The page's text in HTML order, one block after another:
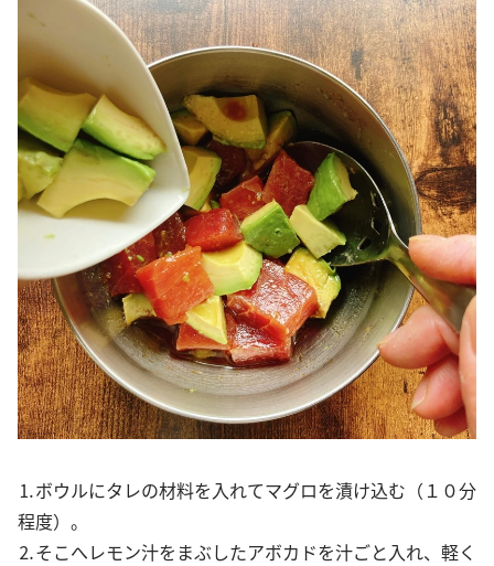
⒈ボウルにタレの材料を入れてマグロを漬け込む（１０分
程度）。
⒉そこへレモン汁をまぶしたアボカドを汁ごと入れ、軽く